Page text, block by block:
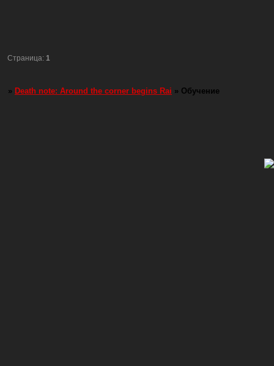
Страница:1
» Death note: Around the corner begins Rai » Обучение